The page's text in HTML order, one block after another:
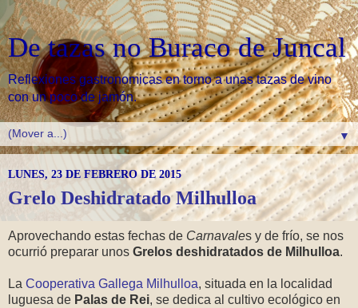
De tazas no Buraco de Juncal
Reflexiones gastronomicas en torno a unas tazas de vino
con un poco de jamón.
▼
LUNES, 23 DE FEBRERO DE 2015
Grelo Deshidratado Milhulloa
Aprovechando estas fechas de Carnavales y de frío, se nos
ocurrió preparar unos Grelos deshidratados de Milhulloa.
La Cooperativa Gallega Milhulloa, situada en la localidad
luguesa de Palas de Rei, se dedica al cultivo ecológico en